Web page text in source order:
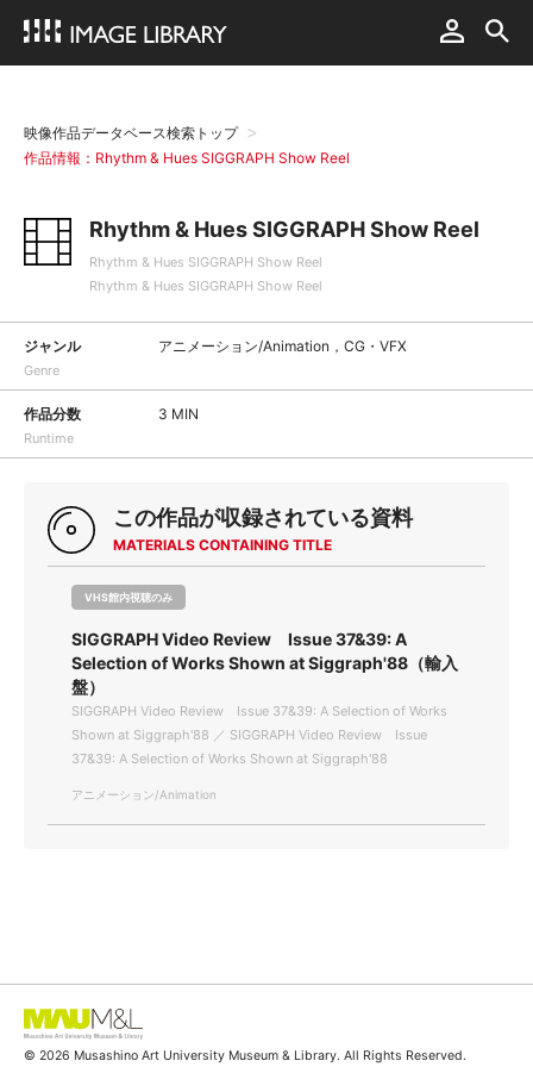
映像作品データベース検索トップ
作品情報：Rhythm & Hues SIGGRAPH Show Reel
Rhythm & Hues SIGGRAPH Show Reel
Rhythm & Hues SIGGRAPH Show Reel
Rhythm & Hues SIGGRAPH Show Reel
ジャンル
Genre
アニメーション/Animation，CG・VFX
作品分数
Runtime
3 MIN
この作品が収録されている資料
MATERIALS CONTAINING TITLE
VHS館内視聴のみ
SIGGRAPH Video Review Issue 37&39: A
Selection of Works Shown at Siggraph'88（輸入
盤）
SIGGRAPH Video Review Issue 37&39: A Selection of Works
Shown at Siggraph'88 ／ SIGGRAPH Video Review Issue
37&39: A Selection of Works Shown at Siggraph'88
アニメーション/Animation
© 2026 Musashino Art University Museum & Library. All Rights Reserved.